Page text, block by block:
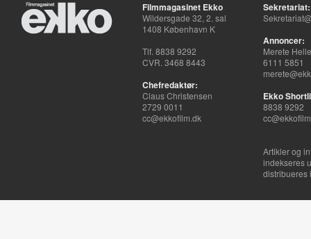
Filmmagasinet Ekko
Wildersgade 32, 2. sal
1408 København K
Tlf. 8838 9292
CVR. 3468 8443
Chefredaktør:
Claus Christensen
2729 0011
cc@ekkofilm.dk
Sekretariat:
Annoncer:
Merete
6111 5851
Ekko
8838 9292
Artikler og
indekseres
distribueres